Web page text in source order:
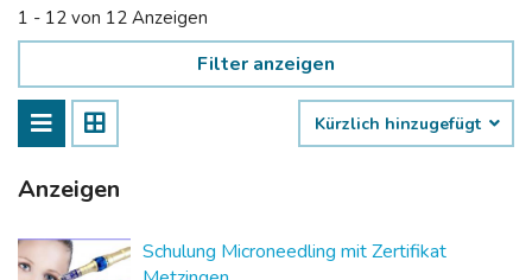
1 - 12 von 12 Anzeigen
Filter anzeigen
Kürzlich hinzugefügt
Anzeigen
Schulung Microneedling mit Zertifikat